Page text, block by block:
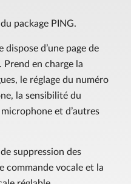
package PING.
d’une page de
en charge la
le réglage du numéro
la sensibilité du
et d’autres
suppression des
commande vocale et la